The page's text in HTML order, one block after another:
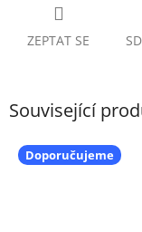
ZEPTAT SE
Související
Doporučujeme